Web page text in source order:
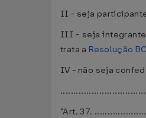
II - seja
III - seja integrante
trata a Resolução
IV - não seja
"Art. 37.